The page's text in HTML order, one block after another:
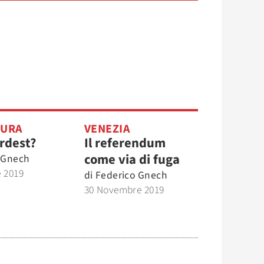
VENEZIA
Il referendum
come via di fuga
di Federico Gnech
30 Novembre 2019